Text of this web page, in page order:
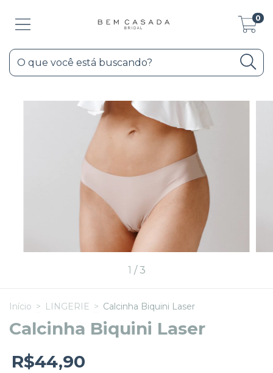
0
1 /3
Início > LINGERIE > Calcinha Biquini Laser
Calcinha Biquini Laser
R$44,90